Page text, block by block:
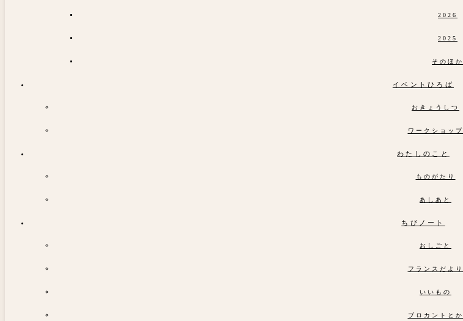
2026
2025
そのほか
イベントひろば
おきょうしつ
ワークショップ
わたしのこと
ものがたり
あしあと
ちびノート
おしごと
フランスだより
いいもの
ブロカントとか